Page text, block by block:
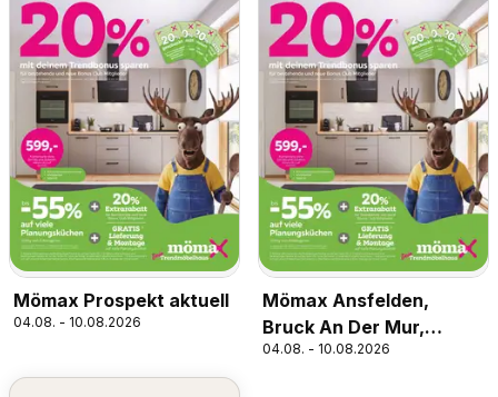
Mömax Prospekt aktuell
04.08. - 10.08.2026
Mömax Ansfelden,
Bruck An Der Mur,
Villach
04.08. - 10.08.2026